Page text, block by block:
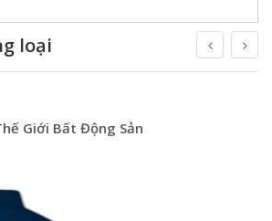
loại
Giới Bất Động Sản